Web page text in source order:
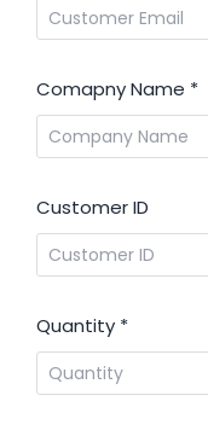
Comapny Name *
Customer ID
Quantity *